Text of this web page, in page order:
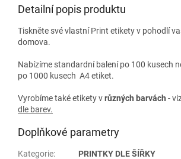
Detailní popis produktu
Tiskněte své vlastní Print etikety v pohodlí
domova.
Nabízíme standardní balení po 100 kusech
po 1000 kusech A4 etiket.
Vyrobíme také etikety vrůzných barvách -
dle barev.
Doplňkové parametry
Kategorie:
PRINTKY DLE ŠÍŘKY